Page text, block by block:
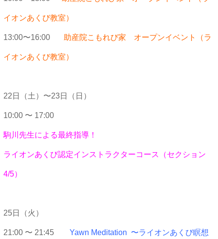
イオンあくび教室）
13:00〜16:00 助産院こもれび家 オープンイベント（ラ
イオンあくび教室）
22日（土）〜23日（日）
10:00 〜 17:00
駒川先生による最終指導！
ライオンあくび認定インストラクターコース（セクション
4/5）
25日（火）
21:00 〜 21:45 Yawn Meditation 〜ライオンあくび瞑想